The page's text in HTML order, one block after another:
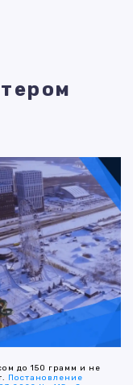
до 150 грамм и не
Постановление